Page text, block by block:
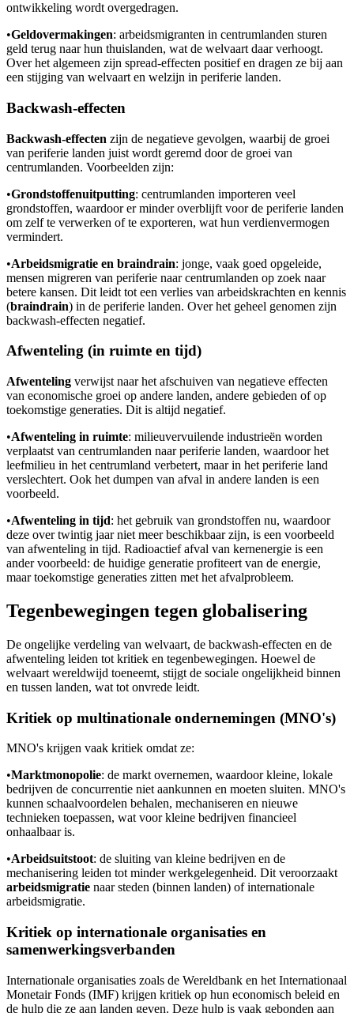
ontwikkeling wordt overgedragen.
•Geldovermakingen: arbeidsmigranten in centrumlanden sturen
geld terug naar hun thuislanden, wat de welvaart daar verhoogt.
Over het algemeen zijn spread-effecten positief en dragen ze bij aan
een stijging van welvaart en welzijn in periferie landen.
Backwash-effecten
Backwash-effecten zijn de negatieve gevolgen, waarbij de groei
van periferie landen juist wordt geremd door de groei van
centrumlanden. Voorbeelden zijn:
•Grondstoffenuitputting: centrumlanden importeren veel
grondstoffen, waardoor er minder overblijft voor de periferie landen
om zelf te verwerken of te exporteren, wat hun verdienvermogen
vermindert.
•Arbeidsmigratie en braindrain: jonge, vaak goed opgeleide,
mensen migreren van periferie naar centrumlanden op zoek naar
betere kansen. Dit leidt tot een verlies van arbeidskrachten en kennis
(braindrain) in de periferie landen. Over het geheel genomen zijn
backwash-effecten negatief.
Afwenteling (in ruimte en tijd)
Afwenteling verwijst naar het afschuiven van negatieve effecten
van economische groei op andere landen, andere gebieden of op
toekomstige generaties. Dit is altijd negatief.
•Afwenteling in ruimte: milieuvervuilende industrieën worden
verplaatst van centrumlanden naar periferie landen, waardoor het
leefmilieu in het centrumland verbetert, maar in het periferie land
verslechtert. Ook het dumpen van afval in andere landen is een
voorbeeld.
•Afwenteling in tijd: het gebruik van grondstoffen nu, waardoor
deze over twintig jaar niet meer beschikbaar zijn, is een voorbeeld
van afwenteling in tijd. Radioactief afval van kernenergie is een
ander voorbeeld: de huidige generatie profiteert van de energie,
maar toekomstige generaties zitten met het afvalprobleem.
Tegenbewegingen tegen globalisering
De ongelijke verdeling van welvaart, de backwash-effecten en de
afwenteling leiden tot kritiek en tegenbewegingen. Hoewel de
welvaart wereldwijd toeneemt, stijgt de sociale ongelijkheid binnen
en tussen landen, wat tot onvrede leidt.
Kritiek op multinationale ondernemingen (MNO's)
MNO's krijgen vaak kritiek omdat ze:
•Marktmonopolie: de markt overnemen, waardoor kleine, lokale
bedrijven de concurrentie niet aankunnen en moeten sluiten. MNO's
kunnen schaalvoordelen behalen, mechaniseren en nieuwe
technieken toepassen, wat voor kleine bedrijven financieel
onhaalbaar is.
•Arbeidsuitstoot: de sluiting van kleine bedrijven en de
mechanisering leiden tot minder werkgelegenheid. Dit veroorzaakt
arbeidsmigratie naar steden (binnen landen) of internationale
arbeidsmigratie.
Kritiek op internationale organisaties en
samenwerkingsverbanden
Internationale organisaties zoals de Wereldbank en het Internationaal
Monetair Fonds (IMF) krijgen kritiek op hun economisch beleid en
de hulp die ze aan landen geven. Deze hulp is vaak gebonden aan